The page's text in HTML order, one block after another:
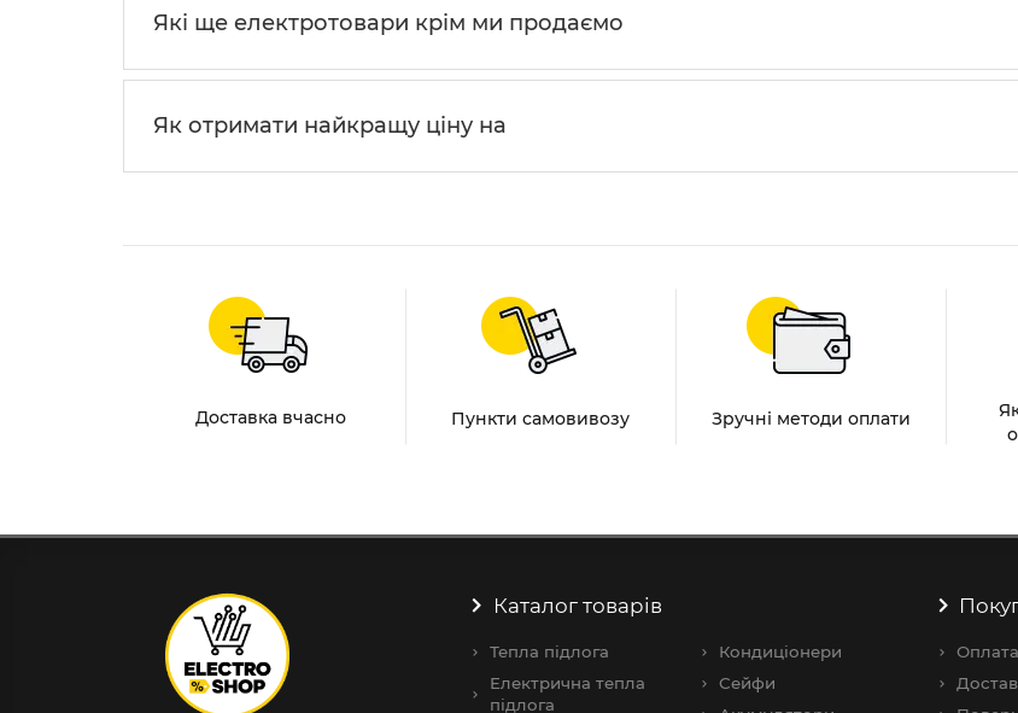
Які ще електротовари крім ми продаємо
Як отримати найкращу ціну на
Доставка вчасно Пункти самовивозу Зручні методи оплати
Каталог товарів
Тепла підлога
Електрична тепла
підлога
Кондиціонери
Сейфи
Оплата